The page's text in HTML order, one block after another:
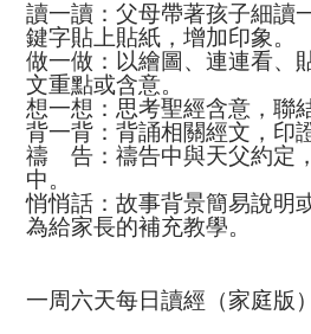
讀一讀：父母帶著孩子細讀
鍵字貼上貼紙，增加印象。
做一做：以繪圖、連連看、
文重點或含意。
想一想：思考聖經含意，聯
背一背：背誦相關經文，印
禱 告：禱告中與天父約定
中。
悄悄話：故事背景簡易說明
為給家長的補充教學。
一周六天每日讀經（家庭版